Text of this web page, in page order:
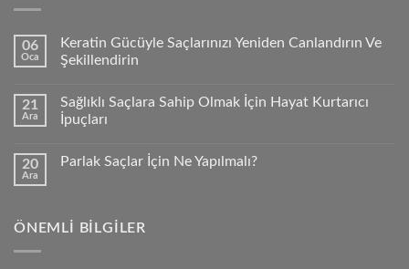
06
Oca
Keratin Gücüyle Saçlarınızı Yeniden Canlandırın Ve
Şekillendirin
21
Ara
Sağlıklı Saçlara Sahip Olmak İçin Hayat Kurtarıcı
İpuçları
20
Ara
Parlak Saçlar İçin Ne Yapılmalı?
ÖNEMLI BILGILER